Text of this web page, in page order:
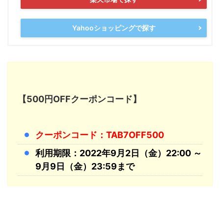
Yahooショッピングで探す
【500円OFFクーポンコード】
クーポンコード：TAB7OFF500
利用期限：2022年9月2日（金）22:00 ～
9月9日（金）23:59まで